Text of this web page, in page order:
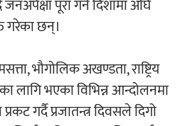
पूरा गर्ने दिशामा अघि
गरेका छन्।
भौगोलिक अखण्डता, राष्ट्रिय
लागि भएका विभिन्न आन्दोलनमा
गर्दै प्रजातन्त्र दिवसले दिगो